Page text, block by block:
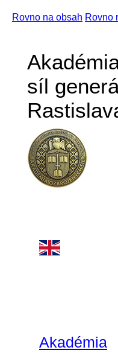
Rovno na obsah Rovno
síl
Akadémia